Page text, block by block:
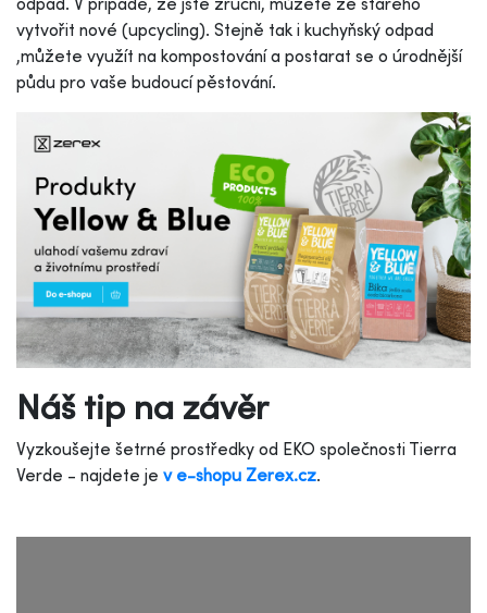
vytvořit nové (upcycling). Stejně tak i kuchyňský odpad
,můžete využít na kompostování a postarat se o úrodnější
půdu pro vaše budoucí pěstování.
Náš tip na závěr
Vyzkoušejte šetrné prostředky od EKO společnosti Tierra
Verde - najdete je v e-shopu Zerex.cz.